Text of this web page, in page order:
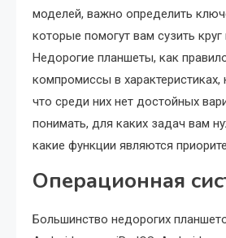
моделей, важно определить
которые помогут вам сузить круг
Недорогие планшеты, как
компромиссы в характеристиках,
что среди них нет достойных
понимать, для каких задач вам
какие функции являются
Операционная
Большинство недорогих